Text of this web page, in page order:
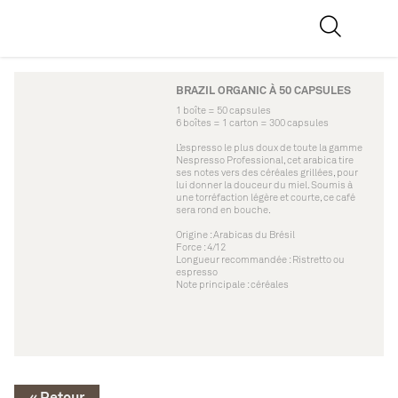
BRAZIL ORGANIC À 50 CAPSULES
1 boîte = 50 capsules
6 boîtes = 1 carton = 300 capsules
L’espresso le plus doux de toute la gamme
Nespresso Professional, cet arabica tire
ses notes vers des céréales grillées, pour
lui donner la douceur du miel. Soumis à
une torréfaction légère et courte, ce café
sera rond en bouche.
Origine : Arabicas du Brésil
Force : 4/12
Longueur recommandée : Ristretto ou
espresso
Note principale : céréales